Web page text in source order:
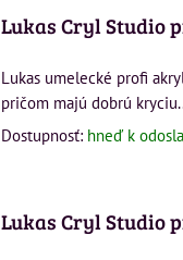
Lukas Cryl Studio
Lukas umelecké profi
pričom majú dobrú
Dostupnosť: hneď k
Lukas Cryl Studio